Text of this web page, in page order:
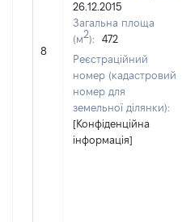
8
26.12.2015
Загальна площа
(м2):
472
Реєстраційний
номер (кадастровий
номер для
земельної ділянки):
[Конфіденційна
інформація]